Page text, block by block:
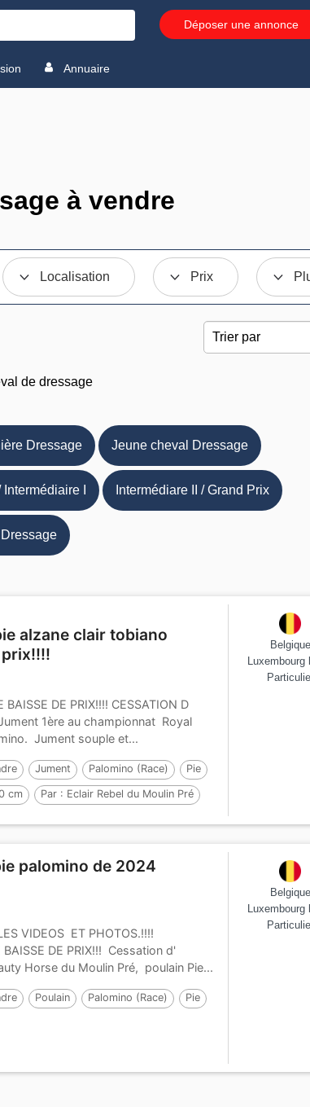
Déposer une annonce
Annuaire
à vendre
Localisation Prix
de dressage
Dressage Jeune cheval Dressage
I Intermédiare II / Grand Prix
alzane clair tobiano
DE PRIX!!!! CESSATION D
1ère au championnat Royal
Jument souple et...
Jument Palomino (Race) Pie
cm Par : Eclair Rebel du Moulin Pré
Belgique
Luxembourg
palomino de 2024
VIDEOS ET PHOTOS.!!!!
BAISSE DE PRIX!!! Cessation d'
Horse du Moulin Pré, poulain Pie...
Poulain Palomino (Race) Pie
Belgique
Luxembourg